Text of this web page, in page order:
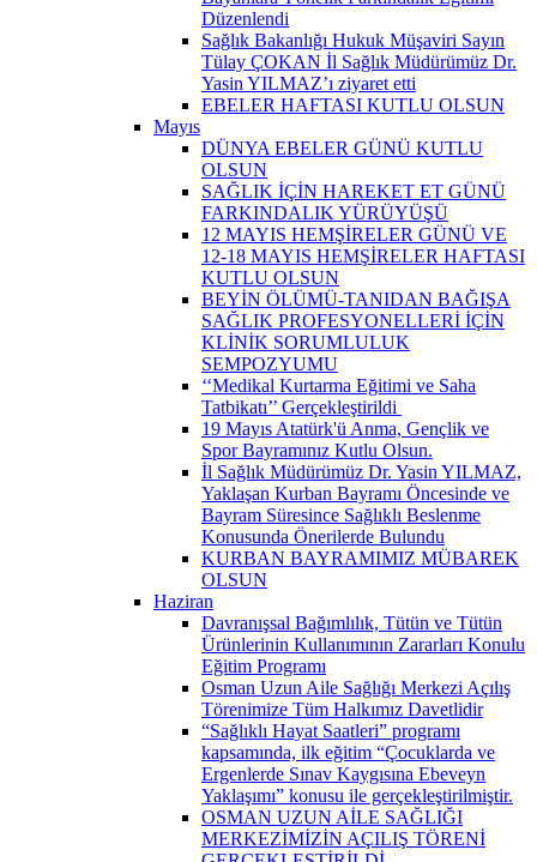
Düzenlendi
Sağlık Bakanlığı Hukuk Müşaviri Sayın
Tülay ÇOKAN İl Sağlık Müdürümüz Dr.
Yasin YILMAZ’ı ziyaret etti
EBELER HAFTASI KUTLU OLSUN
Mayıs
DÜNYA EBELER GÜNÜ KUTLU
OLSUN
SAĞLIK İÇİN HAREKET ET GÜNÜ
FARKINDALIK YÜRÜYÜŞÜ
12 MAYIS HEMŞİRELER GÜNÜ VE
12-18 MAYIS HEMŞİRELER HAFTASI
KUTLU OLSUN
BEYİN ÖLÜMÜ-TANIDAN BAĞIŞA
SAĞLIK PROFESYONELLERİ İÇİN
KLİNİK SORUMLULUK
SEMPOZYUMU
‘‘Medikal Kurtarma Eğitimi ve Saha
Tatbikatı’’ Gerçekleştirildi ​
19 Mayıs Atatürk'ü Anma, Gençlik ve
Spor Bayramınız Kutlu Olsun.
İl Sağlık Müdürümüz Dr. Yasin YILMAZ,
Yaklaşan Kurban Bayramı Öncesinde ve
Bayram Süresince Sağlıklı Beslenme
Konusunda Önerilerde Bulundu
KURBAN BAYRAMIMIZ MÜBAREK
OLSUN
Haziran
Davranışsal Bağımlılık, Tütün ve Tütün
Ürünlerinin Kullanımının Zararları Konulu
Eğitim Programı
Osman Uzun Aile Sağlığı Merkezi Açılış
Törenimize Tüm Halkımız Davetlidir
“Sağlıklı Hayat Saatleri” programı
kapsamında, ilk eğitim “Çocuklarda ve
Ergenlerde Sınav Kaygısına Ebeveyn
Yaklaşımı” konusu ile gerçekleştirilmiştir.
OSMAN UZUN AİLE SAĞLIĞI
MERKEZİMİZİN AÇILIŞ TÖRENİ